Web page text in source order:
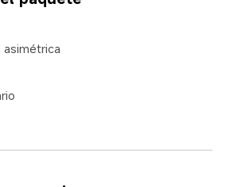
asimétrica